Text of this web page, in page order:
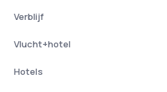
Verblijf
Vlucht+hotel
Hotels